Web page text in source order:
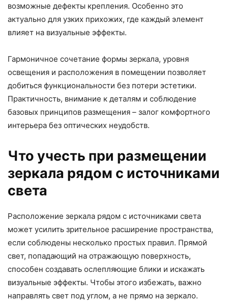
возможные дефекты крепления. Особенно это
актуально для узких прихожих, где каждый элемент
влияет на визуальные эффекты.
Гармоничное сочетание формы зеркала, уровня
освещения и расположения в помещении позволяет
добиться функциональности без потери эстетики.
Практичность, внимание к деталям и соблюдение
базовых принципов размещения – залог комфортного
интерьера без оптических неудобств.
Что учесть при размещении
зеркала рядом с источниками
света
Расположение зеркала рядом с источниками света
может усилить зрительное расширение пространства,
если соблюдены несколько простых правил. Прямой
свет, попадающий на отражающую поверхность,
способен создавать ослепляющие блики и искажать
визуальные эффекты. Чтобы этого избежать, важно
направлять свет под углом, а не прямо на зеркало.